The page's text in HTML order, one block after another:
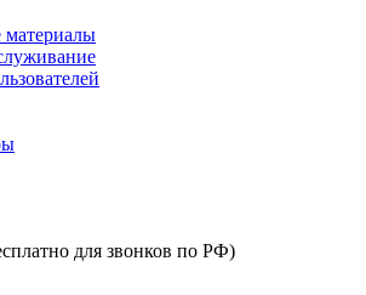
материалы
для звонков по РФ)